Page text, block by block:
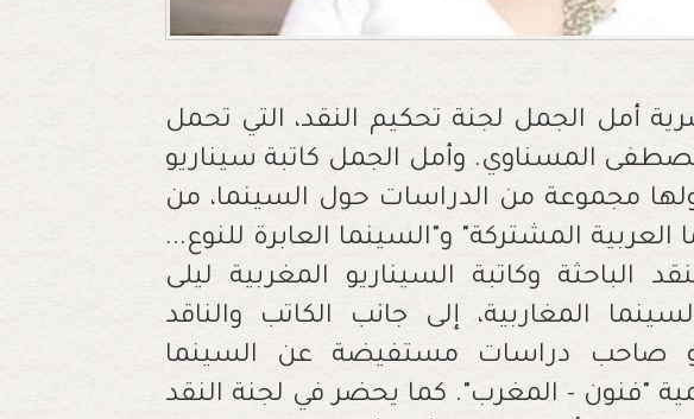
أمل الجمل لجنة تحكيم النقد، التي تحمل
المسناوي. وأمل الجمل كاتبة سيناريو
ولها مجموعة من الدراسات حول السينما، من
العربية المشتركة" و"السينما العابرة للنوع...
الباحثة وكاتبة السيناريو المغربية ليلى
المغاربية، إلى جانب الكاتب والناقد
صاحب دراسات مستفيضة عن السينما
"فنون - المغرب". كما يحضر في لجنة النقد